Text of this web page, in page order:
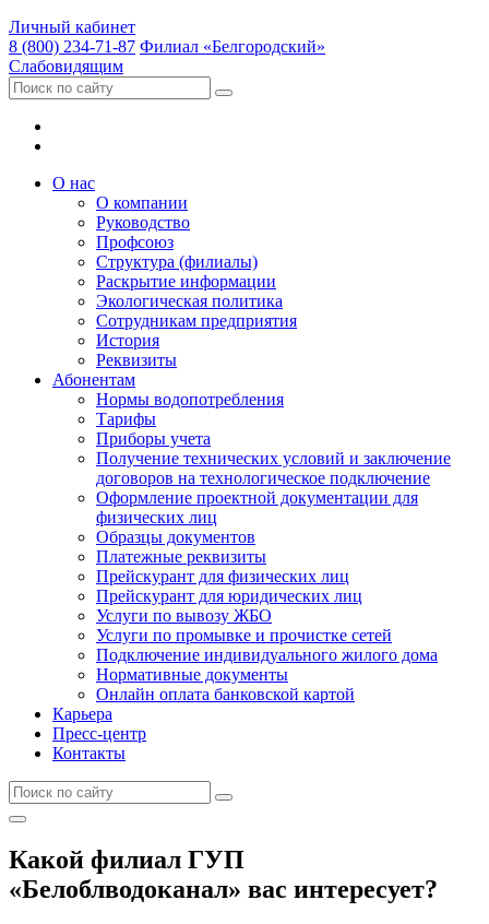
Личный кабинет
8 (800) 234-71-87 Филиал «Белгородский»
Слабовидящим
О нас
О компании
Руководство
Профсоюз
Структура (филиалы)
Раскрытие информации
Экологическая политика
Сотрудникам предприятия
История
Реквизиты
Абонентам
Нормы водопотребления
Тарифы
Приборы учета
Получение технических условий и заключение
договоров на технологическое подключение
Оформление проектной документации для
физических лиц
Образцы документов
Платежные реквизиты
Прейскурант для физических лиц
Прейскурант для юридических лиц
Услуги по вывозу ЖБО
Услуги по промывке и прочистке сетей
Подключение индивидуального жилого дома
Нормативные документы
Онлайн оплата банковской картой
Карьера
Пресс-центр
Контакты
Какой филиал ГУП
«Белоблводоканал» вас интересует?